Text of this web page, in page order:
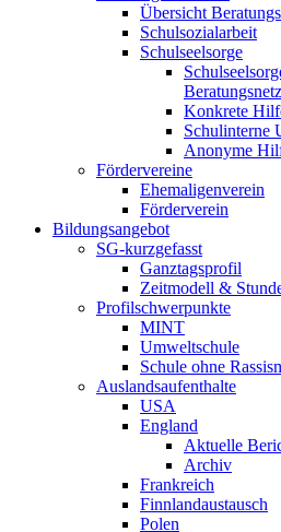
Übersicht
Schulsozialarbeit
Schulseelsorge
Konkrete
Schulinterne
Anonyme
Fördervereine
Ehemaligenverein
Förderverein
Bildungsangebot
SG-kurzgefasst
Ganztagsprofil
Zeitmodell &
Profilschwerpunkte
MINT
Umweltschule
Schule ohne
Auslandsaufenthalte
USA
England
Aktuelle
Archiv
Frankreich
Finnlandaustausch
Polen